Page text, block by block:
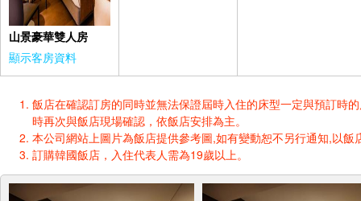
山景豪華雙人房
顯示客房資料
飯店在確認訂房的同時並無法保證屆時入住的床型一定與預訂時
時再次與飯店現場確認，依飯店安排為主。
本公司網站上圖片為飯店提供參考圖,如有變動恕不另行通知,以飯
訂購韓國飯店，入住代表人需為19歲以上。